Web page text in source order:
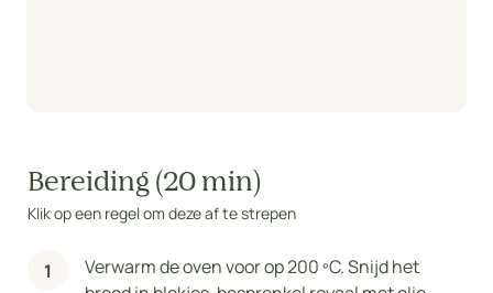
Bereiding (20 min)
Klik op een regel om deze af te strepen
Verwarm de oven voor op 200 ºC. Snijd het